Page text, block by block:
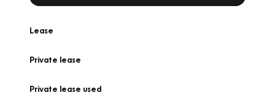
Lease
Private lease
Private lease used